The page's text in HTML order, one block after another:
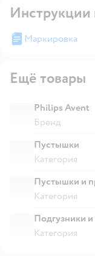
Инструкции
Маркировка
Ещё товары
Philips Avent
Бренд
Пустышки
Категория
Пустышки и
Категория
Подгузники и
Категория